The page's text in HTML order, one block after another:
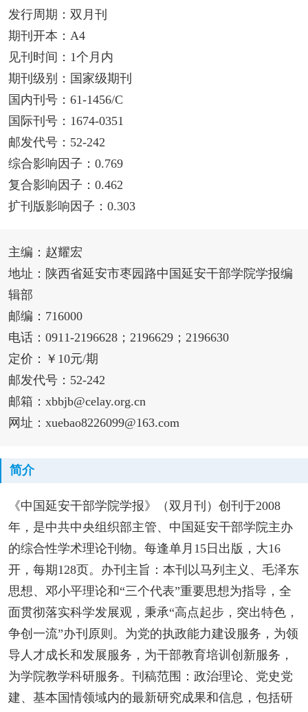
发行周期：双月刊
期刊开本：A4
见刊时间：1个月内
期刊级别：国家级期刊
国内刊号：61-1456/C
国际刊号：1674-0351
邮发代号：52-242
综合影响因子：0.769
复合影响因子：0.462
扩刊版影响因子：0.303
主编：赵耀宏
地址：陕西省延安市枣园路中国延安干部学院学报编
辑部
邮编：716000
电话：0911-2196628；2196629；2196630
定价：￥10元/期
邮发代号：52-242
邮箱：xbbjb@celay.org.cn
网址：xuebao8226099@163.com
简介
《中国延安干部学院学报》（双月刊）创刊于2008
年，是中共中央组织部主管、中国延安干部学院主办
的综合性学术理论刊物。每逢单月15日出版，大16
开，每期128页。办刊主旨：本刊以马列主义、毛泽东
思想、邓小平理论和“三个代表”重要思想为指导，全
面贯彻落实科学发展观，秉承“高点起步，突出特色，
争创一流”办刊原则。为党的执政能力建设服务，为领
导人才成长和发展服务，为干部教育培训创新服务，
为学院教学科研服务。刊稿范围：政治理论、党史党
建、基本国情领域内的最新研究成果和信息，包括研